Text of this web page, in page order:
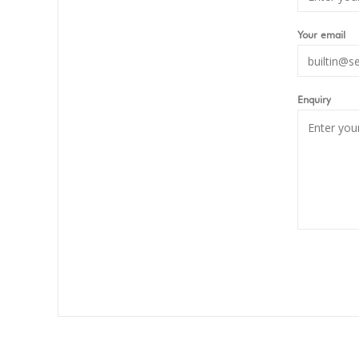
Your email
Enquiry